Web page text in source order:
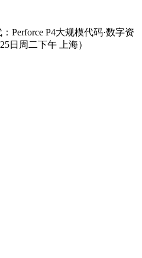
Perforce P4大规模代码·数字资
日周二下午 上海）